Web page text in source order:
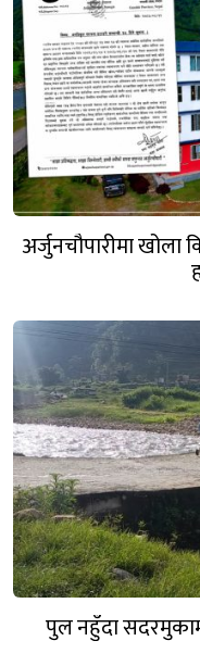
अर्जुनचौपारीमा खोला
पुल नहुँदा